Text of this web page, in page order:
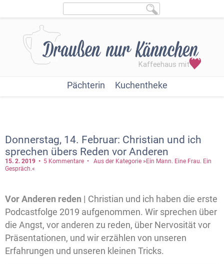
Pächterin Kuchentheke
Donnerstag, 14. Februar: Christian und ich
sprechen übers Reden vor Anderen
15. 2. 2019 5 Kommentare
Aus der Kategorie »Ein Mann. Eine Frau. Ein
Gespräch.«
Vor Anderen reden | Christian und ich haben die erste
Podcastfolge 2019 aufgenommen. Wir sprechen über
die Angst, vor anderen zu reden, über Nervosität vor
Präsentationen, und wir erzählen von unseren
Erfahrungen und unseren kleinen Tricks.